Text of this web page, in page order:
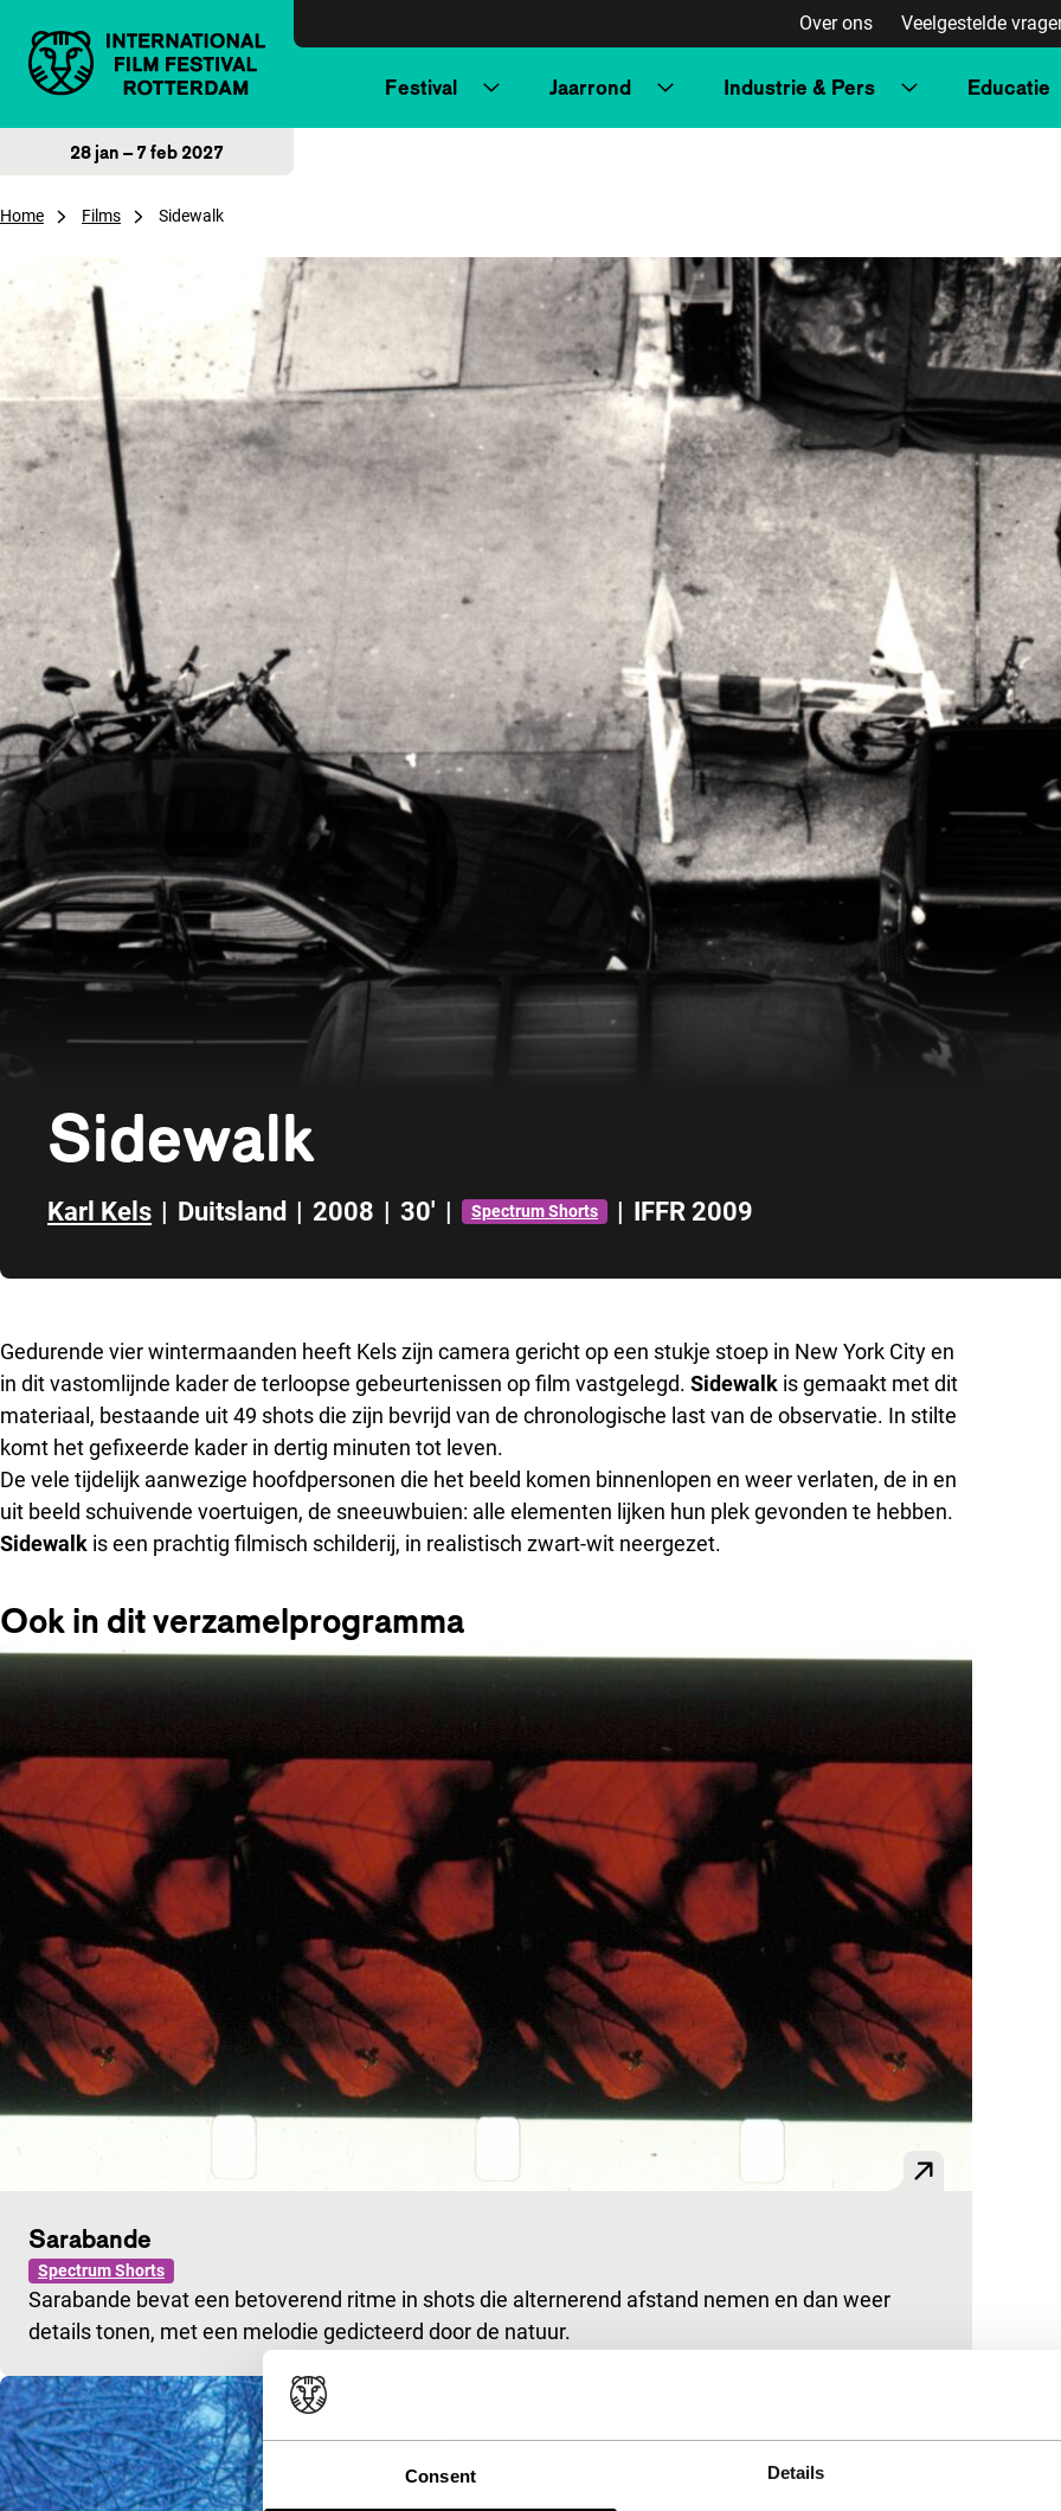
Consent Details
Over ons Veelgestelde
Festival Jaarrond Industrie & Pers Educatie
28 jan – 7 feb 2027
Home Films Sidewalk
Sidewalk
Karl Kels | Duitsland | 2008 | 30' | Spectrum Shorts | IFFR 2009
Gedurende vier wintermaanden heeft Kels zijn camera gericht op een stukje stoep in New York City en
in dit vastomlijnde kader de terloopse gebeurtenissen op film vastgelegd. Sidewalk is gemaakt met dit
materiaal, bestaande uit 49 shots die zijn bevrijd van de chronologische last van de observatie. In stilte
komt het gefixeerde kader in dertig minuten tot leven.
De vele tijdelijk aanwezige hoofdpersonen die het beeld komen binnenlopen en weer verlaten, de in en
uit beeld schuivende voertuigen, de sneeuwbuien: alle elementen lijken hun plek gevonden te hebben.
Sidewalk is een prachtig filmisch schilderij, in realistisch zwart-wit neergezet.
Ook in dit verzamelprogramma
Sarabande
Spectrum Shorts
Sarabande bevat een betoverend ritme in shots die alternerend afstand nemen en dan weer
details tonen, met een melodie gedicteerd door de natuur.